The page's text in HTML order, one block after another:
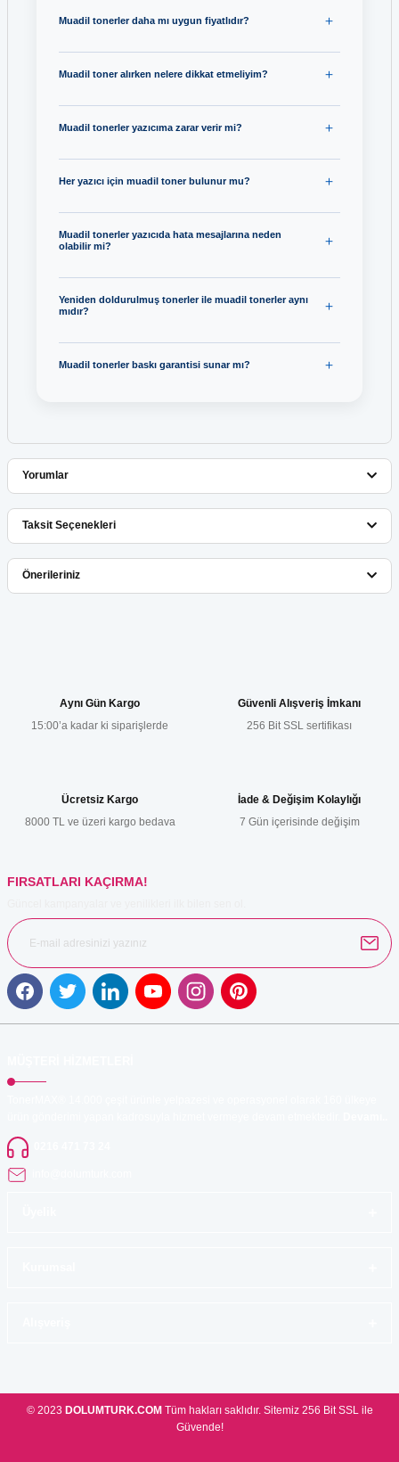
Muadil tonerler daha mı uygun fiyatlıdır?
Muadil toner alırken nelere dikkat etmeliyim?
Muadil tonerler yazıcıma zarar verir mi?
Her yazıcı için muadil toner bulunur mu?
Muadil tonerler yazıcıda hata mesajlarına neden
olabilir mi?
Yeniden doldurulmuş tonerler ile muadil tonerler aynı
mıdır?
Muadil tonerler baskı garantisi sunar mı?
Yorumlar
Bu ürüne ilk yorumu siz yapın!
Taksit Seçenekleri
Önerileriniz
Ürün resmi kalitesiz, bozuk veya görüntülenemiyor.
Ürün fiyatı diğer sitelerden daha pahalı.
Aynı Gün Kargo
15:00’a kadar ki siparişlerde
Güvenli Alışveriş İmkanı
256 Bit SSL sertifikası
Ücretsiz Kargo
8000 TL ve üzeri kargo bedava
İade & Değişim Kolaylığı
7 Gün içerisinde değişim
FIRSATLARI KAÇIRMA!
© 2023 DOLUMTURK.COMTüm hakları saklıdır. Sitemiz 256 Bit SSL ile
Güvende!